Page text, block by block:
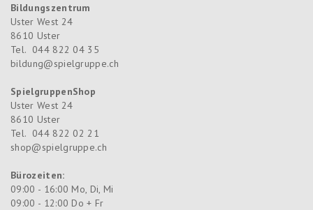
Bildungszentrum
Uster West 24
8610 Uster
Tel. 044 822 04 35
bildung@spielgruppe.ch
SpielgruppenShop
Uster West 24
8610 Uster
Tel. 044 822 02 21
shop@spielgruppe.ch
Bürozeiten:
09:00 - 16:00 Mo, Di, Mi
09:00 - 12:00 Do + Fr